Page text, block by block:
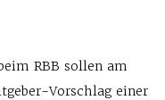
RBB sollen am
Vorschlag einer